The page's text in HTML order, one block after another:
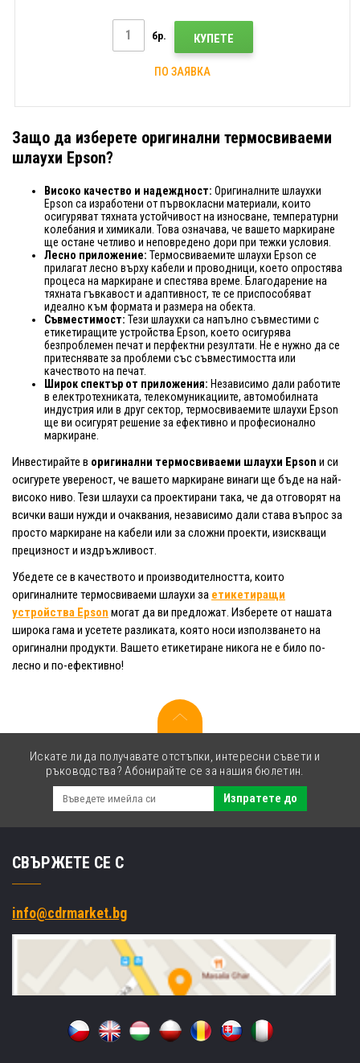
бр. КУПЕТЕ
ПО ЗАЯВКА
Защо да изберете оригинални термосвиваеми
шлаухи Epson?
Високо качество и надеждност: Оригиналните шлаухки
Epson са изработени от първокласни материали, които
осигуряват тяхната устойчивост на износване, температурни
колебания и химикали. Това означава, че вашето маркиране
ще остане четливо и неповредено дори при тежки условия.
Лесно приложение: Термосвиваемите шлаухи Epson се
прилагат лесно върху кабели и проводници, което опростява
процеса на маркиране и спестява време. Благодарение на
тяхната гъвкавост и адаптивност, те се приспособяват
идеално към формата и размера на обекта.
Съвместимост: Тези шлаухки са напълно съвместими с
етикетиращите устройства Epson, което осигурява
безпроблемен печат и перфектни резултати. Не е нужно да се
притеснявате за проблеми със съвместимостта или
качеството на печат.
Широк спектър от приложения: Независимо дали работите
в електротехниката, телекомуникациите, автомобилната
индустрия или в друг сектор, термосвиваемите шлаухи Epson
ще ви осигурят решение за ефективно и професионално
маркиране.
Инвестирайте в оригинални термосвиваеми шлаухи Epson и си
осигурете увереност, че вашето маркиране винаги ще бъде на най-
високо ниво. Тези шлаухи са проектирани така, че да отговорят на
всички ваши нужди и очаквания, независимо дали става въпрос за
просто маркиране на кабели или за сложни проекти, изискващи
прецизност и издръжливост.
Убедете се в качеството и производителността, които
оригиналните термосвиваеми шлаухи за етикетиращи
устройства Epson могат да ви предложат. Изберете от нашата
широка гама и усетете разликата, която носи използването на
оригинални продукти. Вашето етикетиране никога не е било по-
лесно и по-ефективно!
Искате ли да получавате отстъпки, интересни съвети и
ръководства? Абонирайте се за нашия бюлетин.
Изпратете до
СВЪРЖЕТЕ СЕ С
info@cdrmarket.bg